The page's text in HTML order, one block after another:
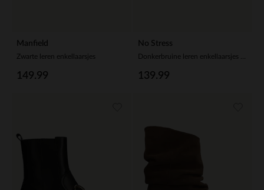
Manfield
Zwarte leren enkellaarsjes
149.99
No Stress
139.99